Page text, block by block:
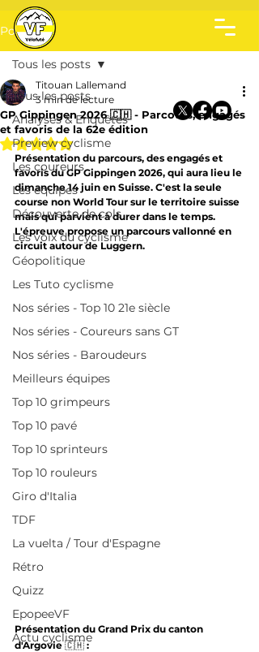
Post
Tous les posts
Analyses & Enquêtes
Preview cyclisme
Les coureurs
Les équipes
Découverte de cols
Les voix du cyclisme
Géopolitique
Les Tuto cyclisme
Nos séries - Top 10 21e siècle
Nos séries - Coureurs sans GT
Nos séries - Baroudeurs
Meilleurs équipes
Top 10 grimpeurs
Top 10 pavé
Top 10 sprinteurs
Top 10 rouleurs
Giro d'Italia
TDF
La vuelta / Tour d'Espagne
Rétro
Quizz
EpopeeVF
Actu cyclisme
Tous les posts
GP Gippingen 2026 🇨🇭 - Parcours, engagés
et favoris de la 62e édition
Titouan Lallemand
3 min de lecture
Noté NaN étoiles sur 5.
Présentation du parcours, des engagés et
favoris du GP Gippingen 2026, qui aura lieu le
dimanche 14 juin en Suisse. C'est la seule
course non World Tour sur le territoire suisse
mais qui parvient à durer dans le temps.
L'épreuve propose un parcours vallonné en
circuit autour de Luggern.
Présentation du Grand Prix du canton
d'Argovie 🇨🇭 :